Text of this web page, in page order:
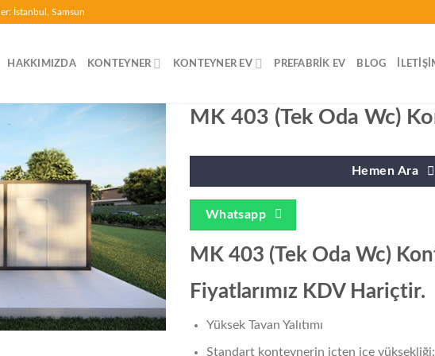
İstanbul, Samsun
HAKKIMIZDA KONTEYNER KONTEYNER EV PREFABRIK EV BLOG
MK 403 (Tek Oda Wc)
Hemen Ara
Whatsapp
MK 403 (Tek Oda Wc)
Fiyatlarımız KDV Hariçtir.
Yüksek Tavan Yalıtımı
Standart konteynerin içten içe